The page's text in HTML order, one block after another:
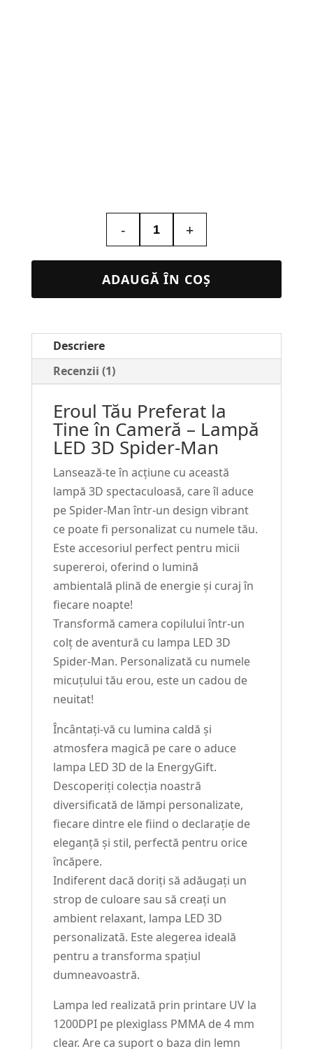
-
Cantitate
Lampa
Led
3D
–
#27
+
ADAUGĂ ÎN COȘ
Descriere
Recenzii (1)
Eroul Tău Preferat la
Tine în Cameră – Lampă
LED 3D Spider-Man
Lansează-te în acțiune cu această
lampă 3D spectaculoasă, care îl aduce
pe Spider-Man într-un design vibrant
ce poate fi personalizat cu numele tău.
Este accesoriul perfect pentru micii
supereroi, oferind o lumină
ambientală plină de energie și curaj în
fiecare noapte!
Transformă camera copilului într-un
colț de aventură cu lampa LED 3D
Spider-Man. Personalizată cu numele
micuțului tău erou, este un cadou de
neuitat!
Încântați-vă cu lumina caldă și
atmosfera magică pe care o aduce
lampa LED 3D de la EnergyGift.
Descoperiți colecția noastră
diversificată de lămpi personalizate,
fiecare dintre ele fiind o declarație de
eleganță și stil, perfectă pentru orice
încăpere.
Indiferent dacă doriți să adăugați un
strop de culoare sau să creați un
ambient relaxant, lampa LED 3D
personalizată. Este alegerea ideală
pentru a transforma spațiul
dumneavoastră.
Lampa led realizată prin printare UV la
1200DPI pe plexiglass PMMA de 4 mm
clear. Are ca suport o baza din lemn